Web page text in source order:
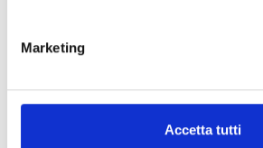
Marketing
Accetta tutti
a.a. 2022-2023